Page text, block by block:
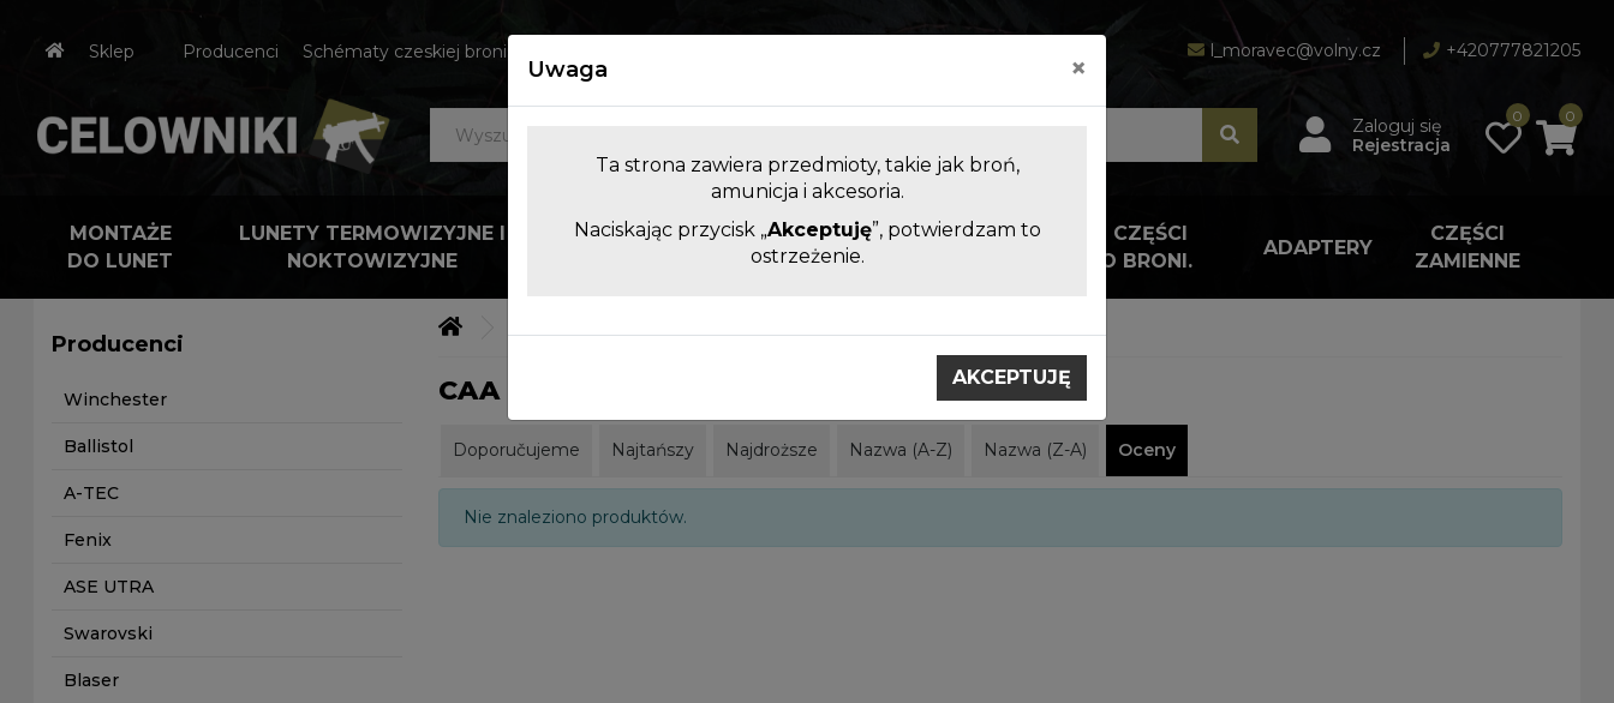
Sklep Producenci Schématy czeskiej broni l_moravec@volny.cz +420777821205
Zaloguj się
Rejestracja
0 0
MONTAŻE
DO LUNET
LUNETY TERMOWIZYJNE I
NOKTOWIZYJNE
LUFY DO BRONI KRÓTKIEJ I
DŁUGIEJ BEZ KOMORY
AKCESORIA I CZĘŚCI
ZAMIENNE DO BRONI.
ADAPTERY
CZĘŚCI
ZAMIENNE
Producenci
Winchester
Ballistol
A-TEC
Fenix
ASE UTRA
Swarovski
Blaser
CAA Gear Up
Doporučujeme Najtańszy Najdroższe Nazwa (A-Z) Nazwa (Z-A) Oceny
Nie znaleziono produktów.
Uwaga ×
Ta strona zawiera przedmioty, takie jak broń,
amunicja i akcesoria.
Naciskając przycisk „Akceptuję”, potwierdzam to
ostrzeżenie.
AKCEPTUJĘ